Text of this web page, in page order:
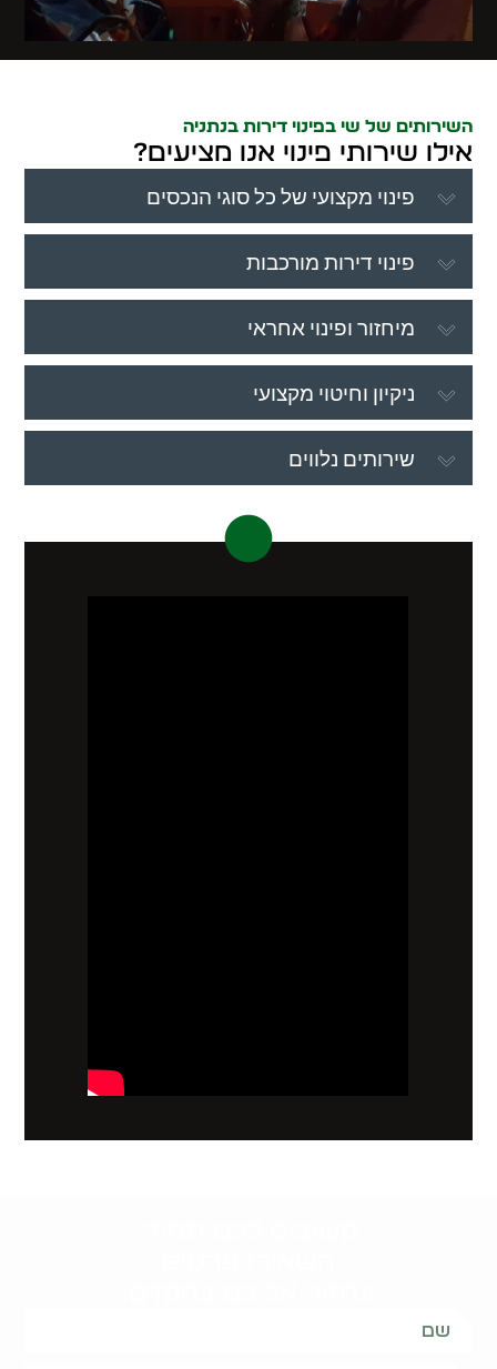
השירותים של שי בפינוי דירות בנתניה
אילו שירותי פינוי אנו מציעים?
פינוי מקצועי של כל סוגי הנכסים
פינוי דירות מורכבות
מיחזור ופינוי אחראי
ניקיון וחיטוי מקצועי
שירותים נלווים